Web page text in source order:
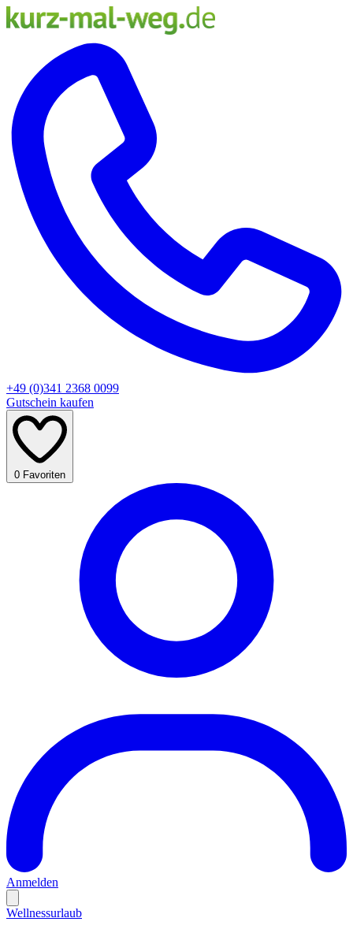
+49 (0)341 2368 0099
Gutschein kaufen
0 Favoriten
Anmelden
Wellnessurlaub